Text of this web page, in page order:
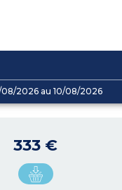
2026 au 10/08/2026
333 €